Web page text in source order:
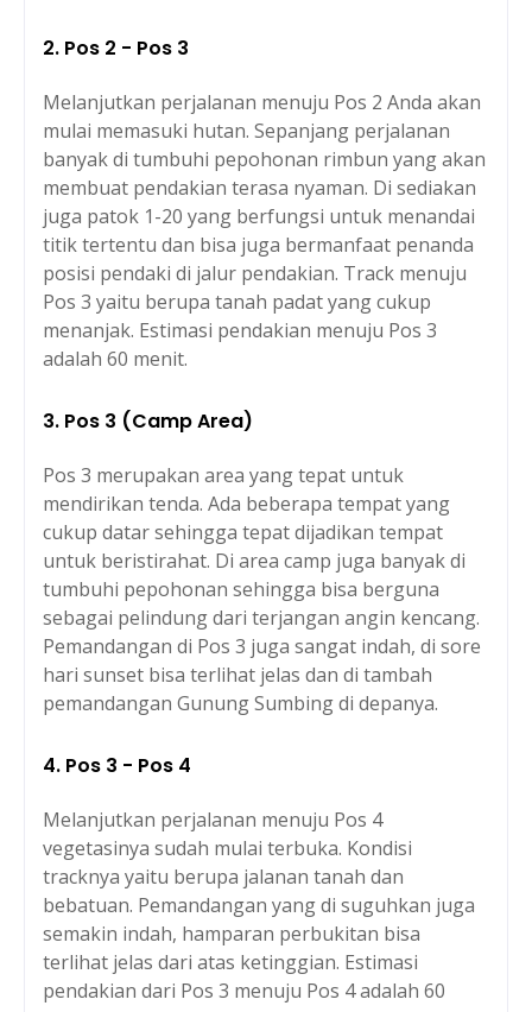
2. Pos 2 - Pos 3
Melanjutkan perjalanan menuju Pos 2 Anda akan
mulai memasuki hutan. Sepanjang perjalanan
banyak di tumbuhi pepohonan rimbun yang akan
membuat pendakian terasa nyaman. Di sediakan
juga patok 1-20 yang berfungsi untuk menandai
titik tertentu dan bisa juga bermanfaat penanda
posisi pendaki di jalur pendakian. Track menuju
Pos 3 yaitu berupa tanah padat yang cukup
menanjak. Estimasi pendakian menuju Pos 3
adalah 60 menit.
3. Pos 3 (Camp Area)
Pos 3 merupakan area yang tepat untuk
mendirikan tenda. Ada beberapa tempat yang
cukup datar sehingga tepat dijadikan tempat
untuk beristirahat. Di area camp juga banyak di
tumbuhi pepohonan sehingga bisa berguna
sebagai pelindung dari terjangan angin kencang.
Pemandangan di Pos 3 juga sangat indah, di sore
hari sunset bisa terlihat jelas dan di tambah
pemandangan Gunung Sumbing di depanya.
4. Pos 3 - Pos 4
Melanjutkan perjalanan menuju Pos 4
vegetasinya sudah mulai terbuka. Kondisi
tracknya yaitu berupa jalanan tanah dan
bebatuan. Pemandangan yang di suguhkan juga
semakin indah, hamparan perbukitan bisa
terlihat jelas dari atas ketinggian. Estimasi
pendakian dari Pos 3 menuju Pos 4 adalah 60